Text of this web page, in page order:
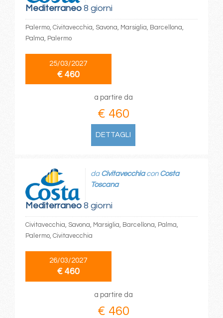
Mediterraneo8 giorni
Palermo, Civitavecchia, Savona, Marsiglia, Barcellona,
Palma, Palermo
25/03/2027
€ 460
a partire da
€ 460
DETTAGLI
Mediterraneo8 giorni
da Civitavecchiacon Costa
Toscana
Civitavecchia, Savona, Marsiglia, Barcellona, Palma,
Palermo, Civitavecchia
26/03/2027
€ 460
a partire da
€ 460